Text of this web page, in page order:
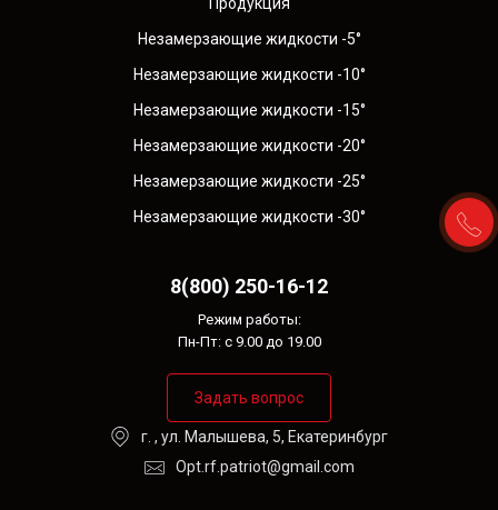
Незамерзающие жидкости -5°
Незамерзающие жидкости -10°
Незамерзающие жидкости -15°
Незамерзающие жидкости -20°
Незамерзающие жидкости -25°
Незамерзающие жидкости -30°
г. , ул. Малышева, 5, Екатеринбург
Opt.rf.patriot@gmail.com
8(800) 250-16-12
Режим работы:
Пн-Пт: с 9.00 до 19.00
Задать вопрос